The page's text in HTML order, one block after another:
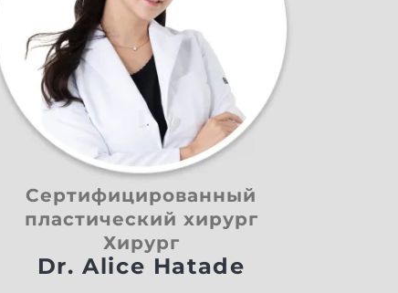
Сертифицированный
пластический хирург
Хирург
Dr. Alice Hatade